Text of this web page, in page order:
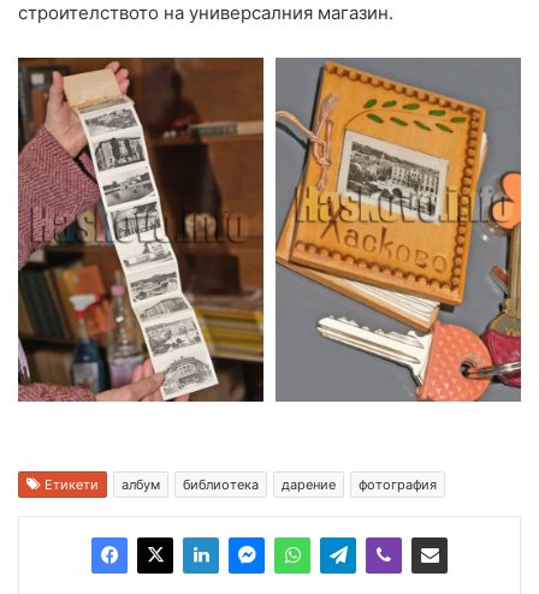
строителството на универсалния магазин.
Етикети албум библиотека дарение фотография